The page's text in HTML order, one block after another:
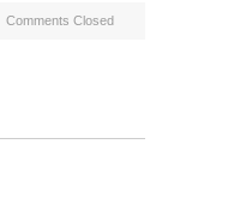
Comments Closed